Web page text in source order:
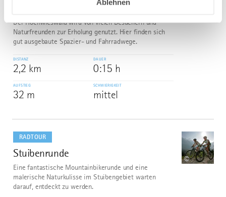
Ablehnen
Willkommen im Hochwieswald!
Der Hochwieswald wird von vielen Besuchern und
Naturfreunden zur Erholung genutzt. Hier ﬁnden sich
gut ausgebaute Spazier- und Fahrradwege.
DISTANZ
2,2 km
DAUER
0:15 h
AUFSTIEG
32 m
SCHWIERIGKEIT
mittel
RADTOUR
6
Stuibenrunde
©
Eine fantastische Mountainbikerunde und eine
malerische Naturkulisse im Stuibengebiet warten
darauf, entdeckt zu werden.
dazu